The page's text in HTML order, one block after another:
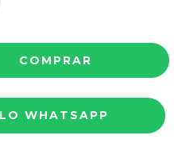
WHATSAPP